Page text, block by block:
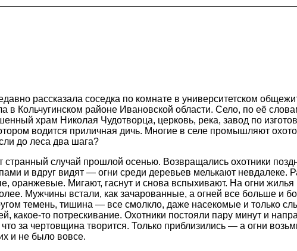
рассказала соседка по комнате в университетском
в Кольчугинском районе Ивановской области. Село, по её
храм Николая Чудотворца, церковь, река, завод по
водится приличная дичь. Многие в селе промышляют
до леса два шага?
странный случай прошлой осенью. Возвращались охотники
и вдруг видят — огни среди деревьев мелькают невдалеке.
оранжевые. Мигают, гаснут и снова вспыхивают. На огни жилья
Мужчины встали, как зачарованные, а огней все больше и
темень, тишина — все смолкло, даже насекомые и только
какое-то потрескивание. Охотники постояли пару минут и
за чертовщина творится. Только приблизились — а огни
и не было вовсе.